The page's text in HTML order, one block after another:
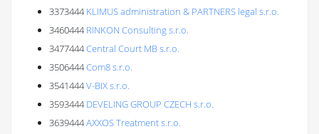
3373444 KLIMUS administration & PARTNERS legal s.r.o.
3460444 RINKON Consulting s.r.o.
3477444Central Court MB s.r.o.
3506444Com8 s.r.o.
3541444V-BIX s.r.o.
3593444 DEVELING GROUP CZECH s.r.o.
3639444AXXOS Treatment s.r.o.